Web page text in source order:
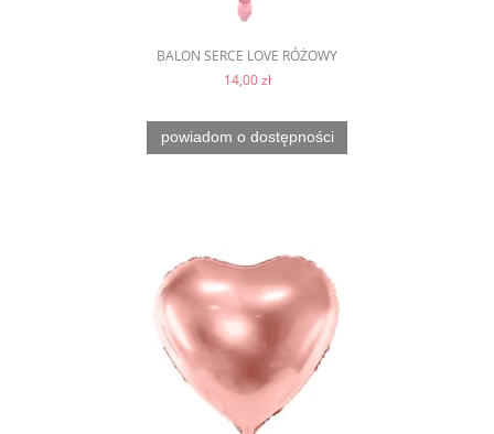
BALON SERCE LOVE RÓŻOWY
14,00 zł
powiadom o dostępności